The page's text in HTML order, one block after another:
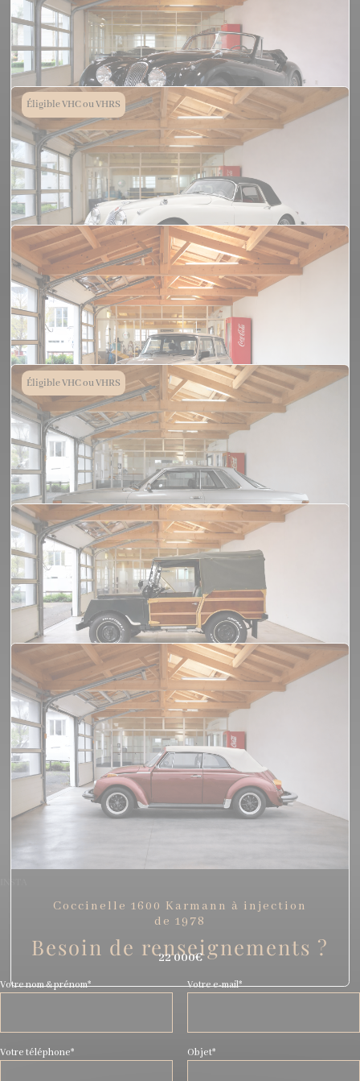
Renault Dauphine Type Gordini
1959
19 750€
Jaguar XK120 Cabriolet 1953
117 500€
Éligible VHC ou VHRS
JAGUAR XK 150 Cabriolet 1958
125 000€
Mini Mayfair 1984
12 500€
Éligible VHC ou VHRS
Mercedes-Benz 350 SLC 1979
19 900€
Land Rover série 1 Minerva type
woody
29 500€
Coccinelle 1600 Karmann à injection
de 1978
22 000€
Besoin de renseignements ?
Votre nom & prénom* Votre e-mail*
Votre téléphone* Objet*